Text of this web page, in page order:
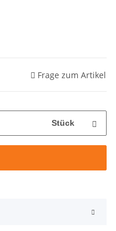
Frage zum Artikel
Stück